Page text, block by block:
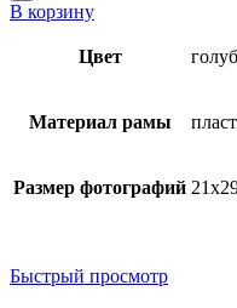
В корзину
Цвет
Материал рамы
Размер фотографий
Быстрый просмотр